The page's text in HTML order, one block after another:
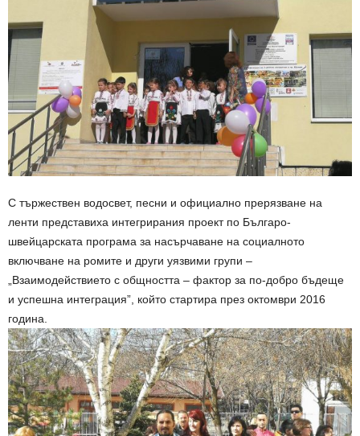
С тържествен водосвет, песни и официално прерязване на
ленти представиха интегрирания проект по Българо-
швейцарската програма за насърчаване на социалното
включване на ромите и други уязвими групи –
„Взаимодействието с общността – фактор за по-добро бъдеще
и успешна интеграция”, който стартира през октомври 2016
година.